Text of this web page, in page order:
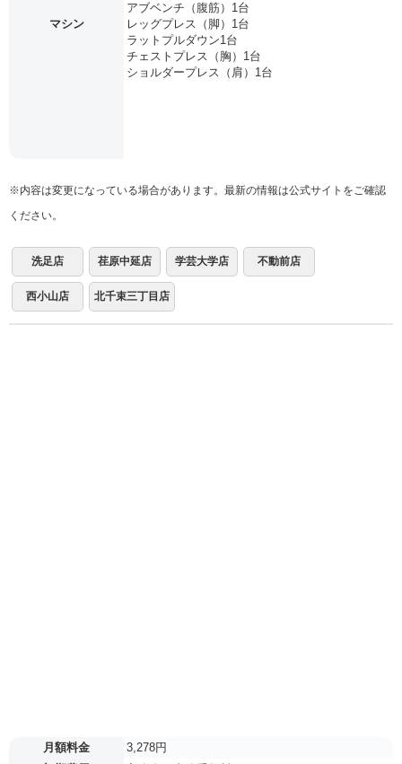
マシン
アブベンチ（腹筋）1台
レッグプレス（脚）1台
ラットプルダウン1台
チェストプレス（胸）1台
ショルダープレス（肩）1台
※内容は変更になっている場合があります。最新の情報は公式サイトをご確認
ください。
洗足店 荏原中延店 学芸大学店 不動前店
西小山店 北千束三丁目店
月額料金
3,278円